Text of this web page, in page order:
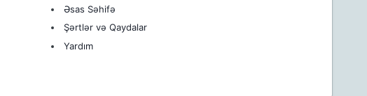
Əsas Səhifə
Şərtlər və Qaydalar
Yardım